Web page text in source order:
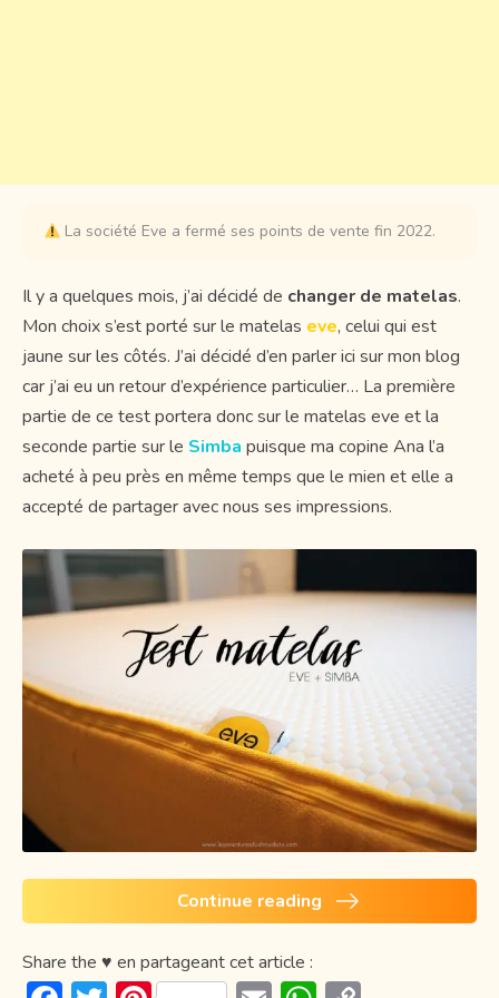
La société Eve a fermé ses points de vente fin 2022.
Il y a quelques mois, j’ai décidé de changer de matelas.
Mon choix s’est porté sur le matelas eve, celui qui est
jaune sur les côtés. J’ai décidé d’en parler ici sur mon blog
car j’ai eu un retour d’expérience particulier… La première
partie de ce test portera donc sur le matelas eve et la
seconde partie sur le Simba puisque ma copine Ana l’a
acheté à peu près en même temps que le mien et elle a
accepté de partager avec nous ses impressions.
Continue reading
Share the ♥ en partageant cet article :